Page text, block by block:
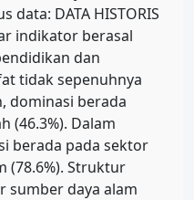
data: DATA HISTORIS
indikator berasal
dan
tidak sepenuhnya
dominasi berada
(46.3%). Dalam
berada pada sektor
(78.6%). Struktur
sumber daya alam